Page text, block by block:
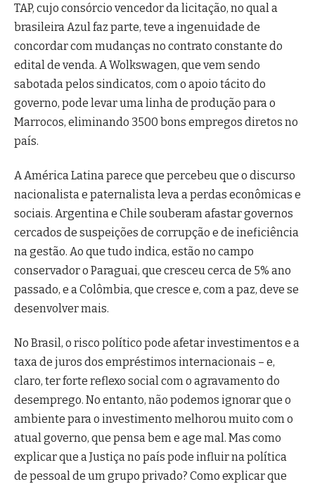
TAP, cujo consórcio vencedor da licitação, no qual a
brasileira Azul faz parte, teve a ingenuidade de
concordar com mudanças no contrato constante do
edital de venda. A Wolkswagen, que vem sendo
sabotada pelos sindicatos, com o apoio tácito do
governo, pode levar uma linha de produção para o
Marrocos, eliminando 3500 bons empregos diretos no
país.
A América Latina parece que percebeu que o discurso
nacionalista e paternalista leva a perdas econômicas e
sociais. Argentina e Chile souberam afastar governos
cercados de suspeições de corrupção e de ineficiência
na gestão. Ao que tudo indica, estão no campo
conservador o Paraguai, que cresceu cerca de 5% ano
passado, e a Colômbia, que cresce e, com a paz, deve se
desenvolver mais.
No Brasil, o risco político pode afetar investimentos e a
taxa de juros dos empréstimos internacionais – e,
claro, ter forte reflexo social com o agravamento do
desemprego. No entanto, não podemos ignorar que o
ambiente para o investimento melhorou muito com o
atual governo, que pensa bem e age mal. Mas como
explicar que a Justiça no país pode influir na política
de pessoal de um grupo privado? Como explicar que